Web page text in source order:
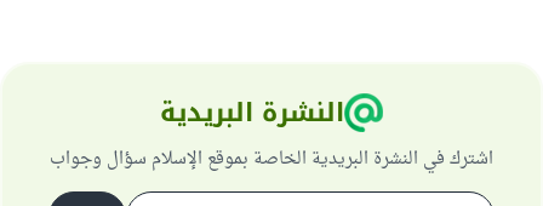
النشرة البريدية
اشترك في النشرة البريدية الخاصة بموقع الإسلام سؤال وجواب